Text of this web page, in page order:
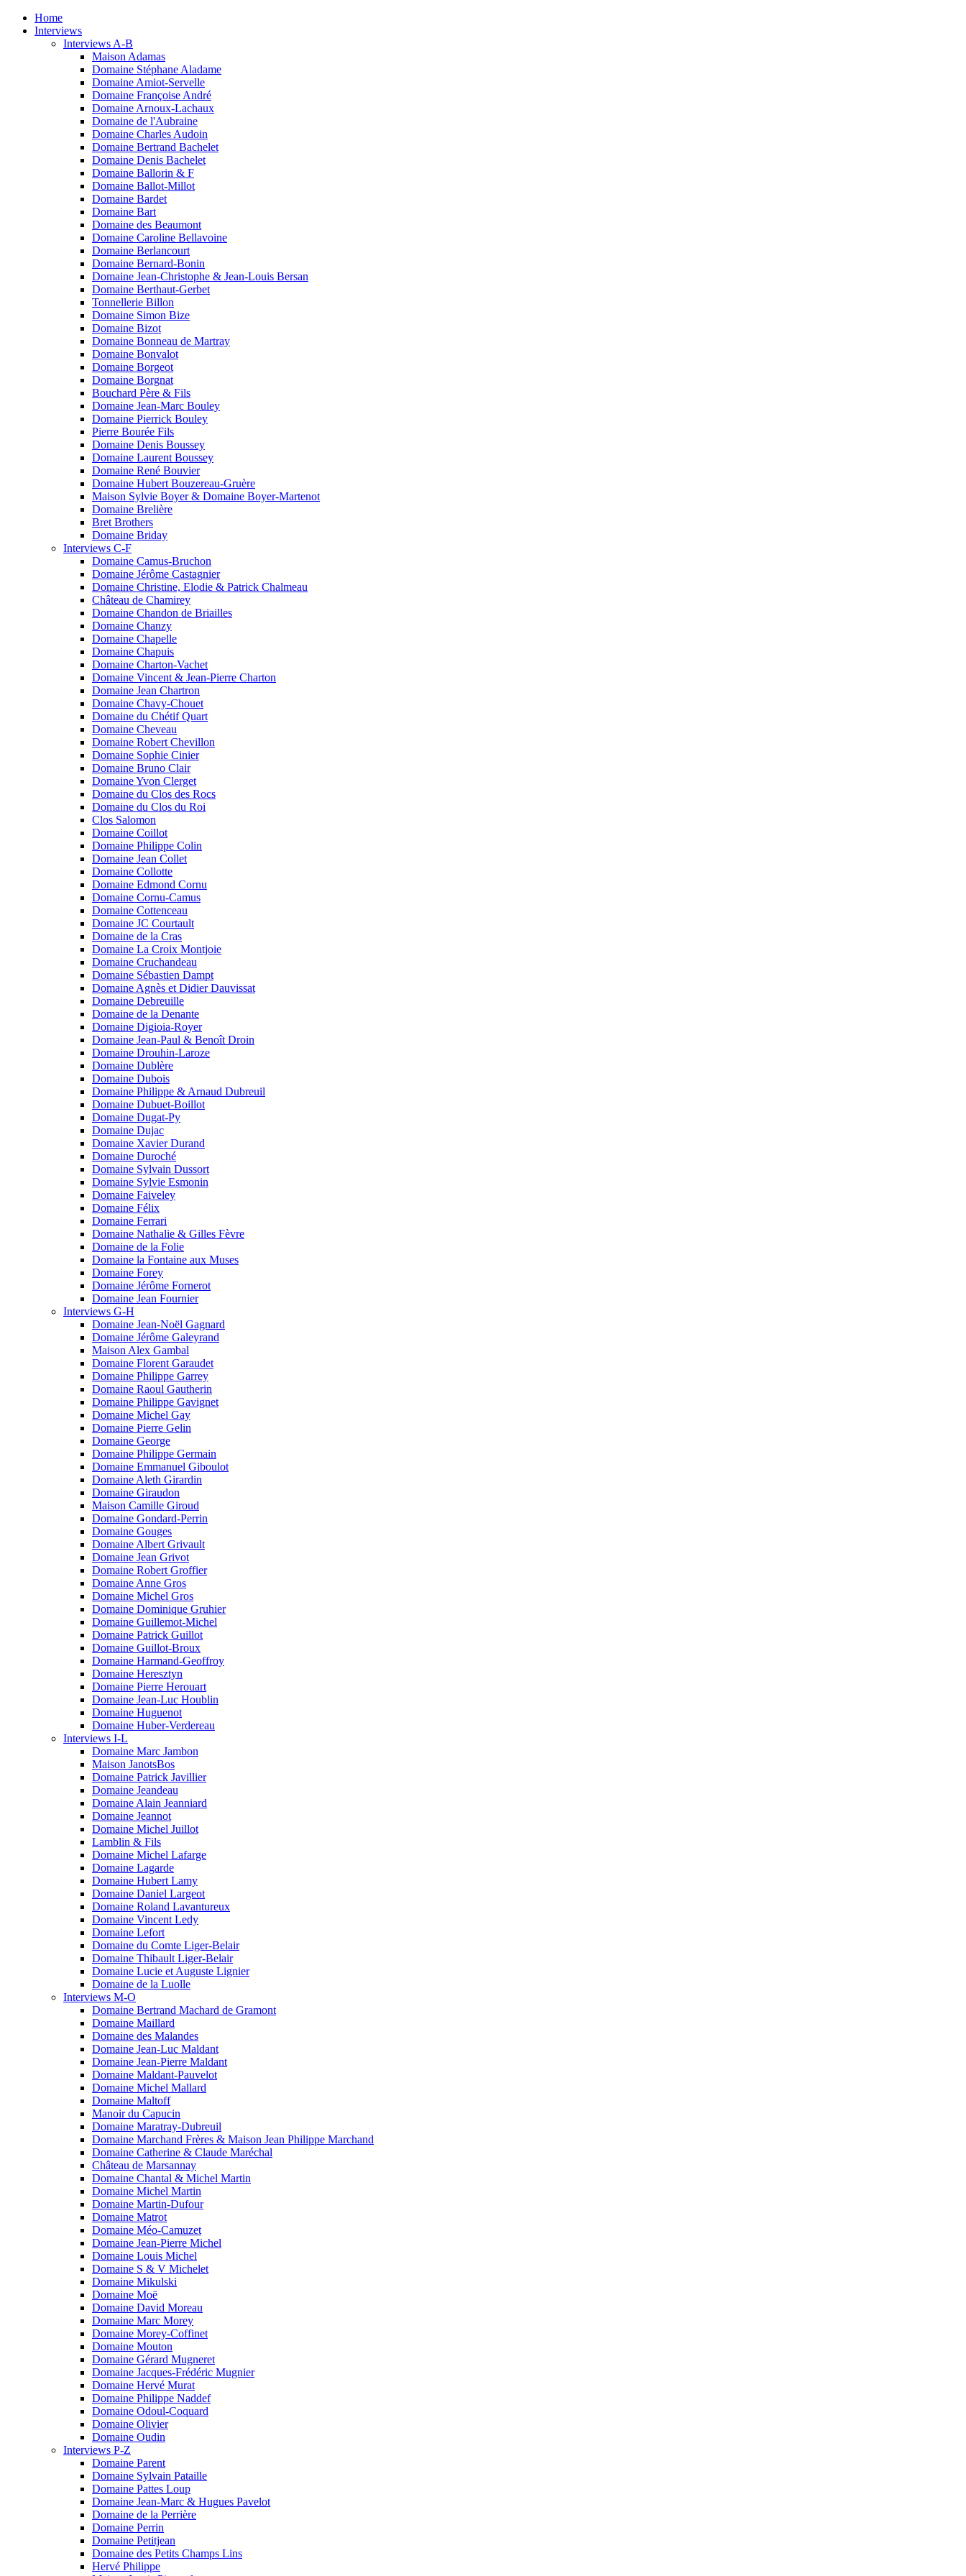
Home
Interviews
Interviews A-B
Maison Adamas
Domaine Stéphane Aladame
Domaine Amiot-Servelle
Domaine Françoise André
Domaine Arnoux-Lachaux
Domaine de l'Aubraine
Domaine Charles Audoin
Domaine Bertrand Bachelet
Domaine Denis Bachelet
Domaine Ballorin & F
Domaine Ballot-Millot
Domaine Bardet
Domaine Bart
Domaine des Beaumont
Domaine Caroline Bellavoine
Domaine Berlancourt
Domaine Bernard-Bonin
Domaine Jean-Christophe & Jean-Louis Bersan
Domaine Berthaut-Gerbet
Tonnellerie Billon
Domaine Simon Bize
Domaine Bizot
Domaine Bonneau de Martray
Domaine Bonvalot
Domaine Borgeot
Domaine Borgnat
Bouchard Père & Fils
Domaine Jean-Marc Bouley
Domaine Pierrick Bouley
Pierre Bourée Fils
Domaine Denis Boussey
Domaine Laurent Boussey
Domaine René Bouvier
Domaine Hubert Bouzereau-Gruère
Maison Sylvie Boyer & Domaine Boyer-Martenot
Domaine Brelière
Bret Brothers
Domaine Briday
Interviews C-F
Domaine Camus-Bruchon
Domaine Jérôme Castagnier
Domaine Christine, Elodie & Patrick Chalmeau
Château de Chamirey
Domaine Chandon de Briailles
Domaine Chanzy
Domaine Chapelle
Domaine Chapuis
Domaine Charton-Vachet
Domaine Vincent & Jean-Pierre Charton
Domaine Jean Chartron
Domaine Chavy-Chouet
Domaine du Chétif Quart
Domaine Cheveau
Domaine Robert Chevillon
Domaine Sophie Cinier
Domaine Bruno Clair
Domaine Yvon Clerget
Domaine du Clos des Rocs
Domaine du Clos du Roi
Clos Salomon
Domaine Coillot
Domaine Philippe Colin
Domaine Jean Collet
Domaine Collotte
Domaine Edmond Cornu
Domaine Cornu-Camus
Domaine Cottenceau
Domaine JC Courtault
Domaine de la Cras
Domaine La Croix Montjoie
Domaine Cruchandeau
Domaine Sébastien Dampt
Domaine Agnès et Didier Dauvissat
Domaine Debreuille
Domaine de la Denante
Domaine Digioia-Royer
Domaine Jean-Paul & Benoît Droin
Domaine Drouhin-Laroze
Domaine Dublère
Domaine Dubois
Domaine Philippe & Arnaud Dubreuil
Domaine Dubuet-Boillot
Domaine Dugat-Py
Domaine Dujac
Domaine Xavier Durand
Domaine Duroché
Domaine Sylvain Dussort
Domaine Sylvie Esmonin
Domaine Faiveley
Domaine Félix
Domaine Ferrari
Domaine Nathalie & Gilles Fèvre
Domaine de la Folie
Domaine la Fontaine aux Muses
Domaine Forey
Domaine Jérôme Fornerot
Domaine Jean Fournier
Interviews G-H
Domaine Jean-Noël Gagnard
Domaine Jérôme Galeyrand
Maison Alex Gambal
Domaine Florent Garaudet
Domaine Philippe Garrey
Domaine Raoul Gautherin
Domaine Philippe Gavignet
Domaine Michel Gay
Domaine Pierre Gelin
Domaine George
Domaine Philippe Germain
Domaine Emmanuel Giboulot
Domaine Aleth Girardin
Domaine Giraudon
Maison Camille Giroud
Domaine Gondard-Perrin
Domaine Gouges
Domaine Albert Grivault
Domaine Jean Grivot
Domaine Robert Groffier
Domaine Anne Gros
Domaine Michel Gros
Domaine Dominique Gruhier
Domaine Guillemot-Michel
Domaine Patrick Guillot
Domaine Guillot-Broux
Domaine Harmand-Geoffroy
Domaine Heresztyn
Domaine Pierre Herouart
Domaine Jean-Luc Houblin
Domaine Huguenot
Domaine Huber-Verdereau
Interviews I-L
Domaine Marc Jambon
Maison JanotsBos
Domaine Patrick Javillier
Domaine Jeandeau
Domaine Alain Jeanniard
Domaine Jeannot
Domaine Michel Juillot
Lamblin & Fils
Domaine Michel Lafarge
Domaine Lagarde
Domaine Hubert Lamy
Domaine Daniel Largeot
Domaine Roland Lavantureux
Domaine Vincent Ledy
Domaine Lefort
Domaine du Comte Liger-Belair
Domaine Thibault Liger-Belair
Domaine Lucie et Auguste Lignier
Domaine de la Luolle
Interviews M-O
Domaine Bertrand Machard de Gramont
Domaine Maillard
Domaine des Malandes
Domaine Jean-Luc Maldant
Domaine Jean-Pierre Maldant
Domaine Maldant-Pauvelot
Domaine Michel Mallard
Domaine Maltoff
Manoir du Capucin
Domaine Maratray-Dubreuil
Domaine Marchand Frères & Maison Jean Philippe Marchand
Domaine Catherine & Claude Maréchal
Château de Marsannay
Domaine Chantal & Michel Martin
Domaine Michel Martin
Domaine Martin-Dufour
Domaine Matrot
Domaine Méo-Camuzet
Domaine Jean-Pierre Michel
Domaine Louis Michel
Domaine S & V Michelet
Domaine Mikulski
Domaine Moë
Domaine David Moreau
Domaine Marc Morey
Domaine Morey-Coffinet
Domaine Mouton
Domaine Gérard Mugneret
Domaine Jacques-Frédéric Mugnier
Domaine Hervé Murat
Domaine Philippe Naddef
Domaine Odoul-Coquard
Domaine Olivier
Domaine Oudin
Interviews P-Z
Domaine Parent
Domaine Sylvain Pataille
Domaine Pattes Loup
Domaine Jean-Marc & Hugues Pavelot
Domaine de la Perrière
Domaine Perrin
Domaine Petitjean
Domaine des Petits Champs Lins
Hervé Philippe